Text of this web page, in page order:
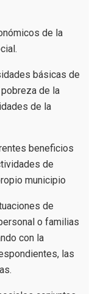
de la
básicas de
de la
de la
beneficios
de
municipio
de
o familias
con la
las